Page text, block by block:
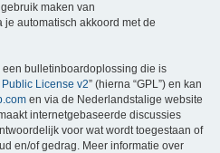
maken van
je automatisch akkoord met de
een bulletinboardoplossing die is
License v2” (hierna “GPL”) en kan
en via de Nederlandstalige website
internetgebaseerde discussies
voor wat wordt toegestaan of
en/of gedrag. Meer informatie over